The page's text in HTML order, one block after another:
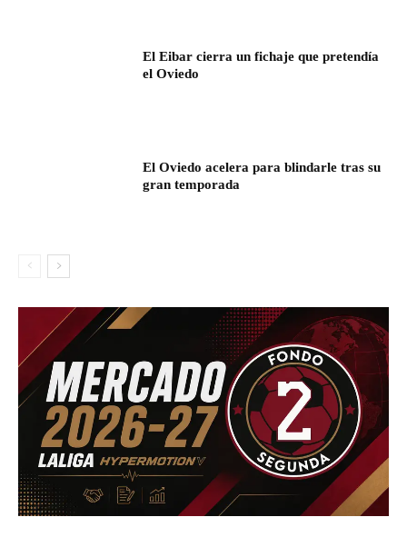
El Eibar cierra un fichaje que pretendía
el Oviedo
El Oviedo acelera para blindarle tras su
gran temporada